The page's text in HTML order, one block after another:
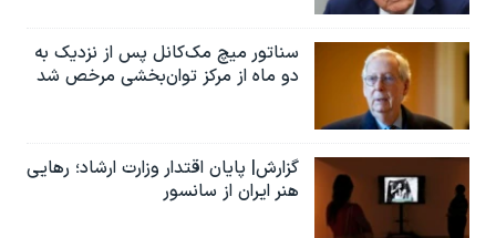
سناتور میچ مک‌کانل پس از نزدیک به
دو ماه از مرکز توان‌بخشی مرخص شد
گزارش| پایان اقتدار وزارت ارشاد؛ رهایی
هنر ایران از سانسور